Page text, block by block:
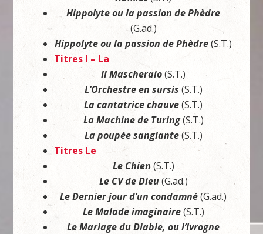
Hippolyte ou la passion de Phèdre
(G.ad.)
Hippolyte ou la passion de Phèdre(S.T.)
Titres I – La
Il Mascheraio(S.T.)
L’Orchestre en sursis(S.T.)
La cantatrice chauve(S.T.)
La Machine de Turing(S.T.)
La poupée sanglante(S.T.)
Titres Le
Le Chien(S.T.)
Le CV de Dieu(G.ad.)
Le Dernier jour d’un condamné(G.ad.)
Le Malade imaginaire(S.T.)
Le Mariage du Diable, ou l’Ivrogne